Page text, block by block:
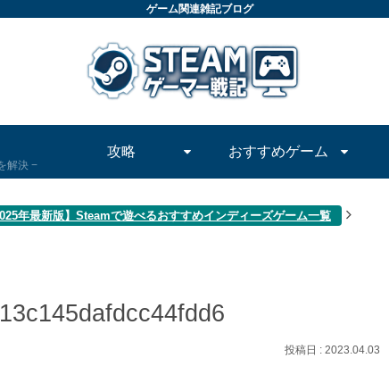
ゲーム関連雑記ブログ
解決
攻略 おすすめゲーム
年最新版】Steamで遊べるおすすめインディーズゲーム一覧
2023.04.03